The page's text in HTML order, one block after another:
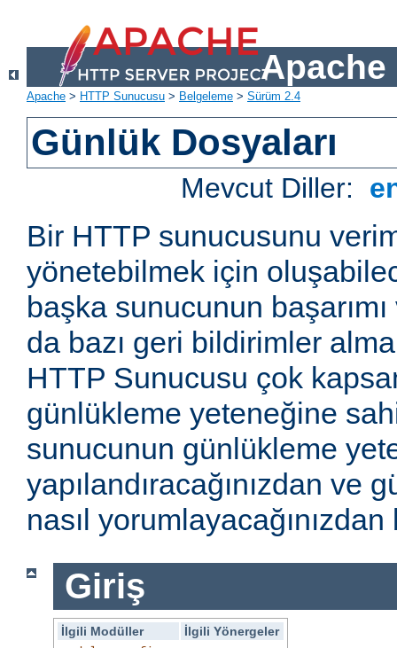
Apache
Apache > HTTP Sunucusu > Belgeleme > Sürüm 2.4
Günlük Dosyaları
Mevcut Diller:
Bir HTTP sunucusunu
yönetebilmek için
başka sunucunun
da bazı geri bildirimler
HTTP Sunucusu çok
günlükleme yeteneğine
sunucunun günlükleme
yapılandıracağınızdan ve
nasıl
Giriş
İlgili Modüller
İlgili Yönergeler